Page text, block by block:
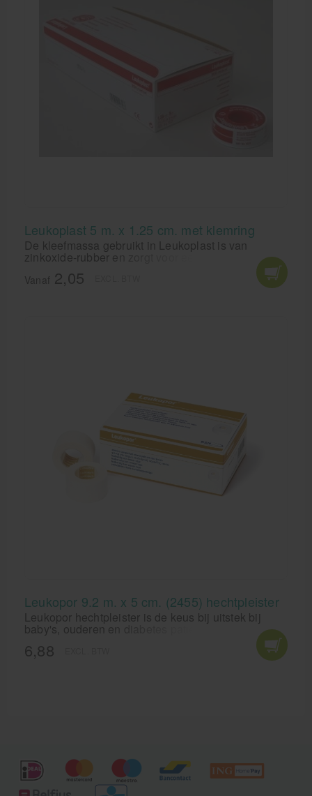
Leukoplast 5 m. x 1.25 cm. met klemring
De kleefmassa gebruikt in Leukoplast is van
zinkoxide-rubber en zorgt voor een goede en
Leukoplast pleister onder grote spanning staat.
Vanaf 2,05
Leukopor 9.2 m. x 5 cm. (2455) hechtpleister
Leukopor hechtpleister is de keus bij uitstek bij
baby's, ouderen en diabetes patiënten.
6,88